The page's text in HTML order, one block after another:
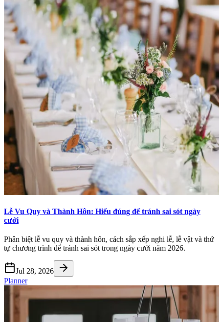
Lễ Vu Quy và Thành Hôn: Hiểu đúng để tránh sai sót ngày
cưới
Phân biệt lễ vu quy và thành hôn, cách sắp xếp nghi lễ, lễ vật và thứ
tự chương trình để tránh sai sót trong ngày cưới năm 2026.
Jul 28, 2026
Planner